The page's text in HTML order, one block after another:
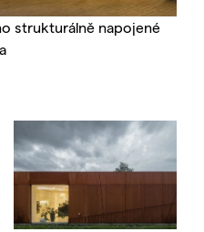
strukturálně napojené